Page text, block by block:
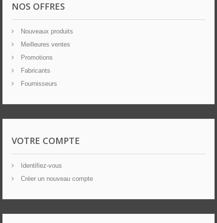
NOS OFFRES
Nouveaux produits
Meilleures ventes
Promotions
Fabricants
Fournisseurs
VOTRE COMPTE
Identifiez-vous
Créer un nouveau compte